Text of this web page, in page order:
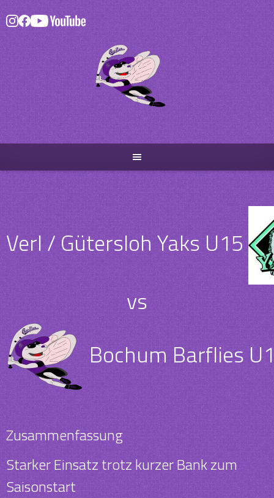
Skip
to
content
Verl / Gütersloh Yaks U15
vs
Bochum Barflies
Zusammenfassung
Starker Einsatz trotz kurzer Bank zum
Saisonstart